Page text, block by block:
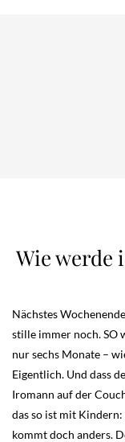
Wie werde
Nächstes
stille immer noch. SO
nur sechs Monate –
Eigentlich. Und dass
Iromann auf der
das so ist mit Kindern:
kommt doch anders.